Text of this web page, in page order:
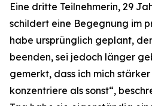
Eine dritte Teilnehmerin, 29
schildert eine Begegnung im
habe ursprünglich geplant,
beenden, sei jedoch länger
gemerkt, dass ich mich
konzentriere als sonst“,